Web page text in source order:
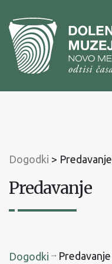
vsebinoNa
glavni
meni
Dogodki > Predavanje
Predavanje
Dogodki Predavanje